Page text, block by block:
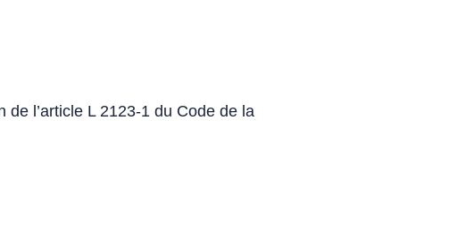
l’article L 2123-1 du Code de la